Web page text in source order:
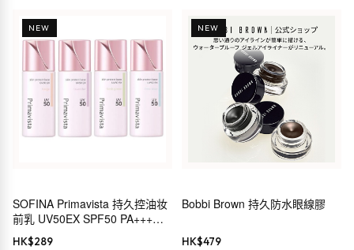
NEW
SOFINA Primavista 持久控油妆
前乳 UV50EX SPF50 PA+++
25ml
HK$289
NEW
Bobbi Brown 持久防水眼線膠
HK$479